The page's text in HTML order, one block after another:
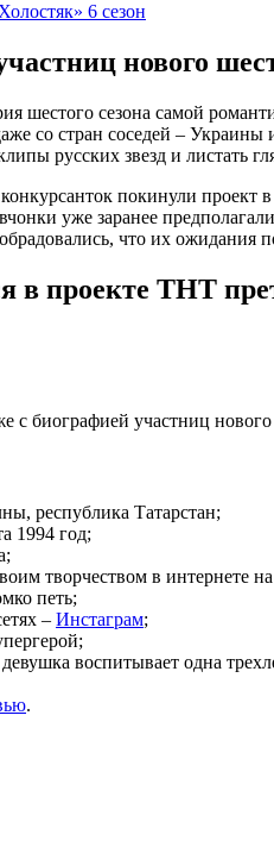
6 сезон
нового
шестого сезона самой
со стран соседей –
русских звезд и листать
покинули проект
уже заранее
что их ожидания
в проекте ТНТ
с биографией участниц
республика Татарстан;
1994 год;
творчеством в интернете
петь;
– Инстаграм;
воспитывает одна
.